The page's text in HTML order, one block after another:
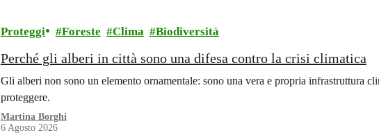
Proteggi Foreste Clima Biodiversità
Perché gli alberi in città sono una difesa contro la crisi climatica
Gli alberi non sono un elemento ornamentale: sono una vera e propria infrastruttura
proteggere.
Martina Borghi
6 Agosto 2026